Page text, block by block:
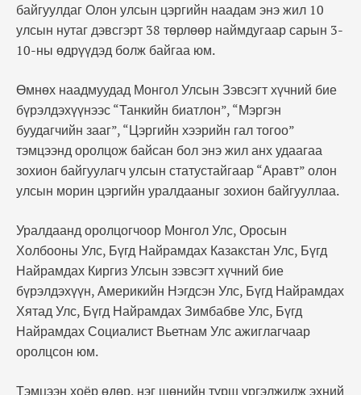
байгуулдаг Олон улсын цэргийн наадам энэ жил 10
улсын нутаг дэвсгэрт 38 төрлөөр наймдугаар сарын 3-
10-ны өдрүүдэд болж байгаа юм.
Өмнөх наадмуудад Монгол Улсын Зэвсэгт хүчний бие
бүрэлдэхүүнээс “Танкийн биатлон”, “Мэргэн
буудагчийн зааг”, “Цэргийн хээрийн гал тогоо”
тэмцээнд оролцож байсан бол энэ жил анх удаагаа
зохион байгуулагч улсын статустайгаар “Аравт” олон
улсын морин цэргийн уралдааныг зохион байгууллаа.
Уралдаанд оролцогчоор Монгол Улс, Оросын
Холбооны Улс, Бүгд Найрамдах Казакстан Улс, Бүгд
Найрамдах Киргиз Улсын зэвсэгт хүчний бие
бүрэлдэхүүн, Америкийн Нэгдсэн Улс, Бүгд Найрамдах
Хятад Улс, Бүгд Найрамдах Зимбабве Улс, Бүгд
Найрамдах Социалист Вьетнам Улс ажиглагчаар
оролцсон юм.
Тэмцээн хоёр өдөр, нэг шөнийн турш үргэлжилж эхний